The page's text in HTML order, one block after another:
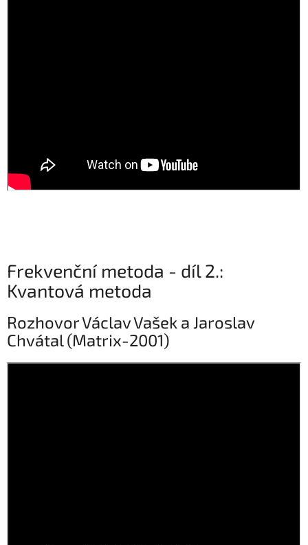
Frekvenční metoda - díl 2.:
Kvantová metoda
Rozhovor Václav Vašek a Jaroslav
Chvátal (Matrix-2001)